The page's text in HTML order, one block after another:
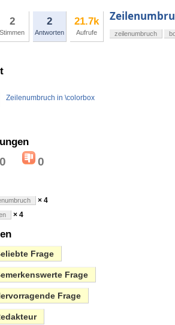
2
Stimmen
2
Antworten
21.7k
Aufrufe zeilenumbruch
Zeilenumbruch in \colorbox
0 0
× 4
× 4
Frage
Frage
Frage